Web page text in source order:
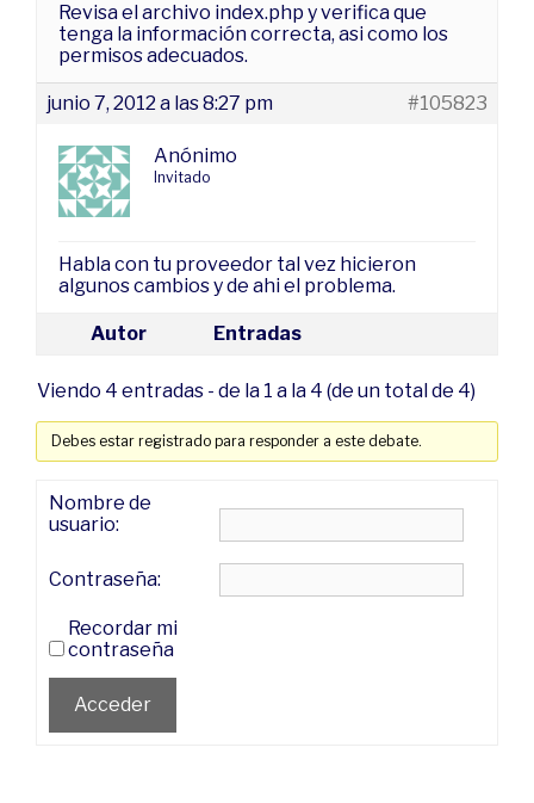
Revisa el archivo index.php y verifica que
tenga la información correcta, asi como los
permisos adecuados.
junio 7, 2012 a las 8:27 pm #105823
Anónimo
Invitado
Habla con tu proveedor tal vez hicieron
algunos cambios y de ahi el problema.
Autor Entradas
Viendo 4 entradas - de la 1 a la 4 (de un total de 4)
Debes estar registrado para responder a este debate.
Nombre de
usuario:
Contraseña:
Recordar mi
contraseña
Acceder